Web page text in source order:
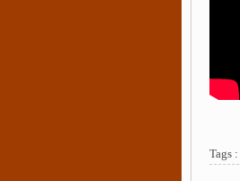
Tags :